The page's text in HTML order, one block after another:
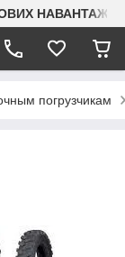
погрузчикам